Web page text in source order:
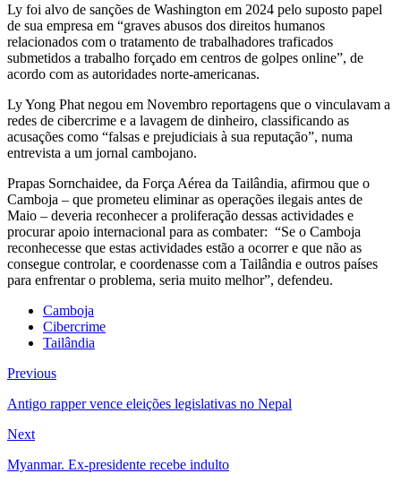
Ly foi alvo de sanções de Washington em 2024 pelo suposto papel
de sua empresa em “graves abusos dos direitos humanos
relacionados com o tratamento de trabalhadores traficados
submetidos a trabalho forçado em centros de golpes online”, de
acordo com as autoridades norte-americanas.
Ly Yong Phat negou em Novembro reportagens que o vinculavam a
redes de cibercrime e a lavagem de dinheiro, classificando as
acusações como “falsas e prejudiciais à sua reputação”, numa
entrevista a um jornal cambojano.
Prapas Sornchaidee, da Força Aérea da Tailândia, afirmou que o
Camboja – que prometeu eliminar as operações ilegais antes de
Maio – deveria reconhecer a proliferação dessas actividades e
procurar apoio internacional para as combater: “Se o Camboja
reconhecesse que estas actividades estão a ocorrer e que não as
consegue controlar, e coordenasse com a Tailândia e outros países
para enfrentar o problema, seria muito melhor”, defendeu.
Camboja
Cibercrime
Tailândia
Previous
Antigo rapper vence eleições legislativas no Nepal
Next
Myanmar. Ex-presidente recebe indulto